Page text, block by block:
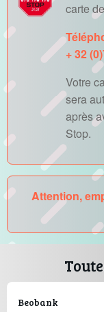
carte
+ 32
Votre
sera
après
Stop.
Attention,
Beobank